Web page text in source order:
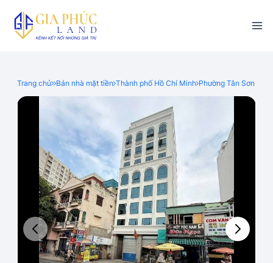
Trang chủ Bán nhà mặt tiền Thành phố Hồ Chí Minh Phường Tân Sơn Nhất